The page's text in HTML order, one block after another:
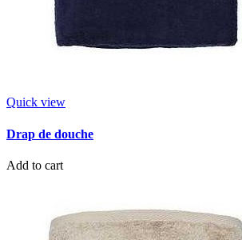
Quick view
Drap de douche
Add to cart